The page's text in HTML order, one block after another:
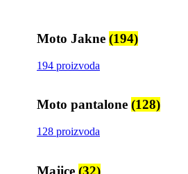
Moto Jakne (194)
194 proizvoda
Moto pantalone (128)
128 proizvoda
Majice (32)